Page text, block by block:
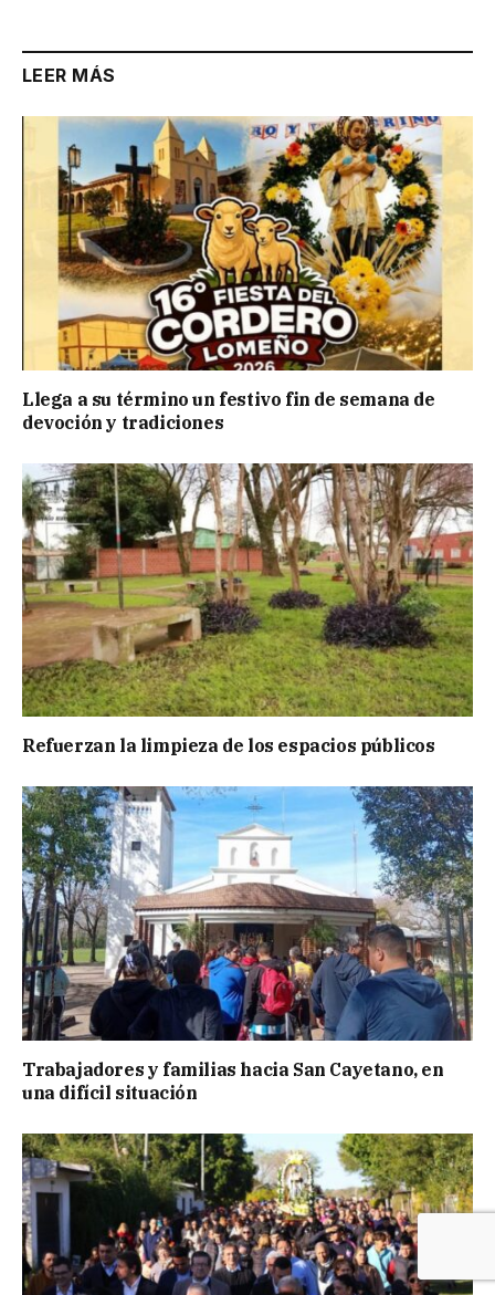
LEER MÁS
Llega a su término un festivo fin de semana de
devoción y tradiciones
Refuerzan la limpieza de los espacios públicos
Trabajadores y familias hacia San Cayetano, en
una difícil situación